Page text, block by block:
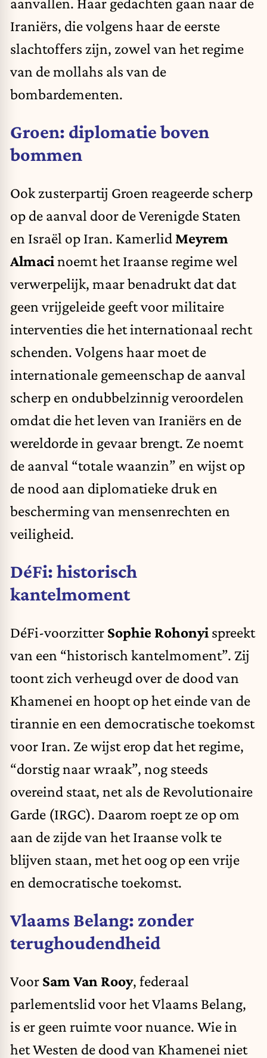
Iraniërs, die volgens haar de eerste
slachtoffers zijn, zowel van het regime
van de mollahs als van de
bombardementen.
Groen: diplomatie boven
bommen
Ook zusterpartij Groen reageerde scherp
op de aanval door de Verenigde Staten
en Israël op Iran. Kamerlid Meyrem
Almacinoemt het Iraanse regime wel
verwerpelijk, maar benadrukt dat dat
geen vrijgeleide geeft voor militaire
interventies die het internationaal recht
schenden. Volgens haar moet de
internationale gemeenschap de aanval
scherp en ondubbelzinnig veroordelen
omdat die het leven van Iraniërs en de
wereldorde in gevaar brengt. Ze noemt
de aanval “totale waanzin” en wijst op
de nood aan diplomatieke druk en
bescherming van mensenrechten en
veiligheid.
DéFi: historisch
kantelmoment
DéFi-voorzitter Sophie Rohonyi spreekt
van een “historisch kantelmoment”. Zij
toont zich verheugd over de dood van
Khamenei en hoopt op het einde van de
tirannie en een democratische toekomst
voor Iran. Ze wijst erop dat het regime,
“dorstig naar wraak”, nog steeds
overeind staat, net als de Revolutionaire
Garde (IRGC). Daarom roept ze op om
aan de zijde van het Iraanse volk te
blijven staan, met het oog op een vrije
en democratische toekomst.
Vlaams Belang: zonder
terughoudendheid
Voor Sam Van Rooy, federaal
parlementslid voor het Vlaams Belang,
is er geen ruimte voor nuance. Wie in
het Westen de dood van Khamenei niet